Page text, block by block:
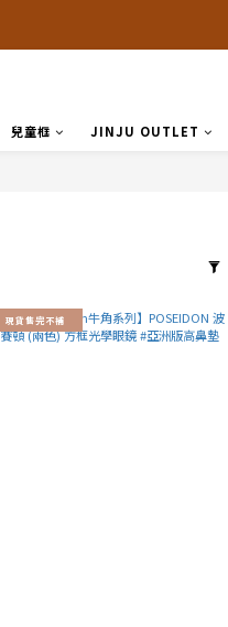
兒童框 JINJU OUTLET
現貨售完不補